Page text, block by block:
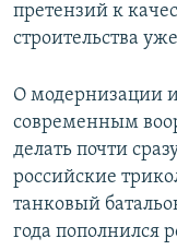
претензий к
строительства
О модернизации
современным
делать почти
российские
танковый
года пополнился